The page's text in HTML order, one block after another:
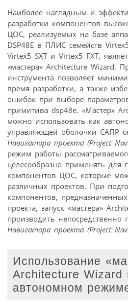
Наиболее наглядным и
разработки компонентов
ЦОС, реализуемых на базе
DSP48E в ПЛИС семейств
Virtex5 SXT и Virtex5 FXT,
«мастера» Architecture Wizard.
инструмента позволяет
время разработки, а также
ошибок при выборе
примитива dsp48e. «Мастер»
можно использовать как
управляющей оболочки САПР
Навигатора проекта (Project
режим работы
целесообразно применять для
компонентов ЦОС, которые
различных проектов. При
компонентов,
проекта, запуск «мастера»
производить непосредственно
Навигатора проекта (Project
Использование
Architecture Wizard
автономном